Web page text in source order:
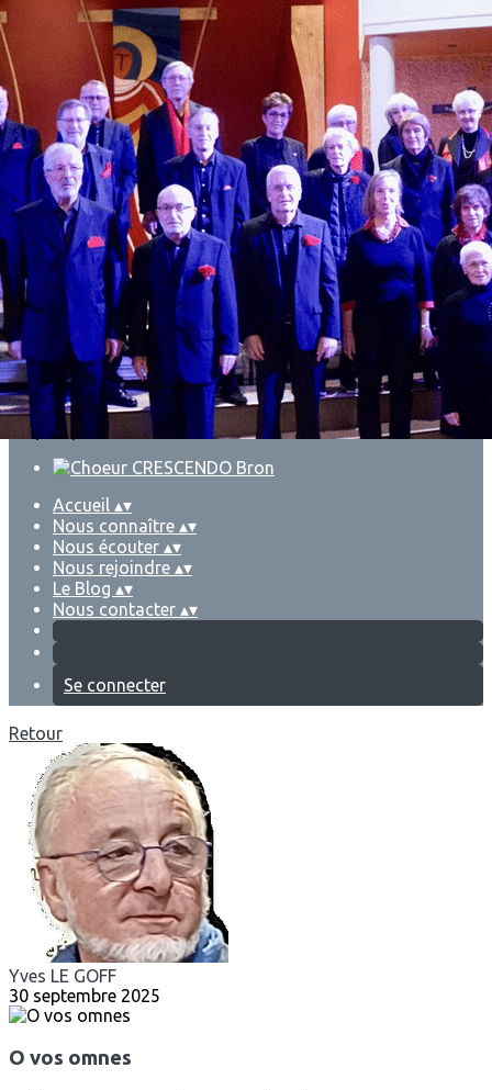
Exporter les lignes sélectionnées
Exporter toutes les colonnes
Exporter uniquement les colonnes affichées
Menu
?>
Images de la page d'accueil
Cliquez pour éditer
Ajoutez un logo, un bouton, des réseaux sociaux
Cliquez pour éditer
Accueil ▴▾
Nous connaître ▴▾
Nous écouter ▴▾
Nous rejoindre ▴▾
Le Blog ▴▾
Nous contacter ▴▾
Se connecter
Retour
Yves LE GOFF
30 septembre 2025
O vos omnes